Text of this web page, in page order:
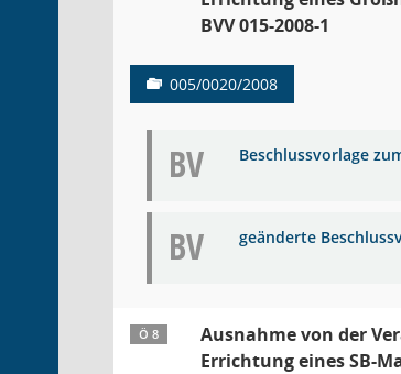
BVV 015-2008-1
005/0020/2008
BV Beschlussvorlage
BV geänderte
Ö 8
Ausnahme von der
Errichtung eines SB-